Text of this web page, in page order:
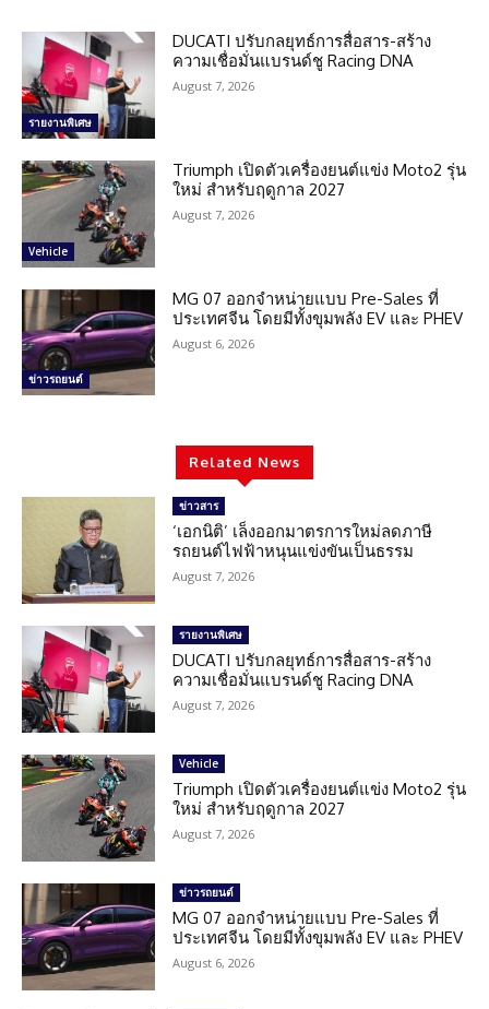
รายงานพิเศษ
DUCATI ปรับกลยุทธ์การสื่อสาร-สร้าง
ความเชื่อมั่นแบรนด์ชู Racing DNA
August 7, 2026
Vehicle
Triumph เปิดตัวเครื่องยนต์แข่ง Moto2 รุ่น
ใหม่ สำหรับฤดูกาล 2027
August 7, 2026
ข่าวรถยนต์
MG 07 ออกจำหน่ายแบบ Pre-Sales ที่
ประเทศจีน โดยมีทั้งขุมพลัง EV และ PHEV
August 6, 2026
Related News
ข่าวสาร
‘เอกนิติ’ เล็งออกมาตรการใหม่ลดภาษี
รถยนต์ไฟฟ้าหนุนแข่งขันเป็นธรรม
August 7, 2026
รายงานพิเศษ
DUCATI ปรับกลยุทธ์การสื่อสาร-สร้าง
ความเชื่อมั่นแบรนด์ชู Racing DNA
August 7, 2026
Vehicle
Triumph เปิดตัวเครื่องยนต์แข่ง Moto2 รุ่น
ใหม่ สำหรับฤดูกาล 2027
August 7, 2026
ข่าวรถยนต์
MG 07 ออกจำหน่ายแบบ Pre-Sales ที่
ประเทศจีน โดยมีทั้งขุมพลัง EV และ PHEV
August 6, 2026